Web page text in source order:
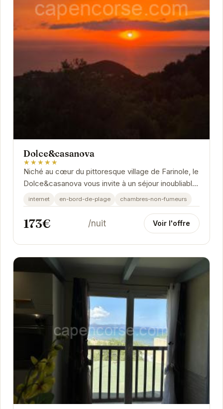
Dolce&casanova
★★★★★
Niché au cœur du pittoresque village de Farinole, le
Dolce&casanova vous invite à un séjour inoubliable.
Avec une note exceptionnelle de 10/10...
internet en-bord-de-plage chambres-non-fumeurs
173€ /nuit Voir l'offre